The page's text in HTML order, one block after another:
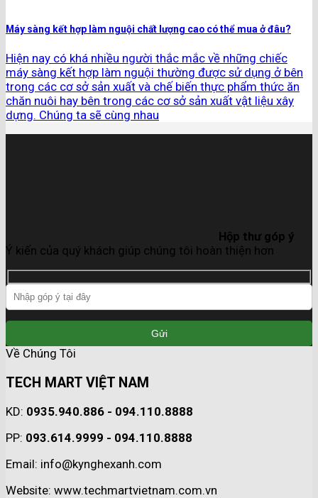
Máy sàng kết hợp làm nguội chất lượng cao có thể mua ở đâu?
Hiện nay có khá nhiều người thắc mắc về những chiếc
máy sàng kết hợp làm nguội thường được sử dụng ở bên
trong các cơ sở sản xuất và chế biến thực phẩm thức ăn
chăn nuôi hay bên trong các cơ sở sản xuất vật liệu xây
dựng. Chúng ta sẽ cùng nhau
Hộp thư góp ý
Ý kiến của quý khách giúp chúng tôi hoàn thiện hơn
Về Chúng Tôi
TECH MART VIỆT NAM
KD: 0935.940.886 - 094.110.8888
PP: 093.614.9999 - 094.110.8888
Email: info@kynghexanh.com
Website: www.techmartvietnam.com.vn